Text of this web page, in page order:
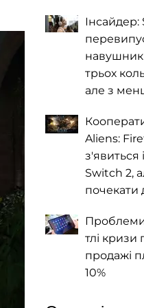
Інсайдер:
трьох
але з
Aliens:
з'явиться
Switch 2,
почекати
Проблеми
тлі кризи
продажі
10%